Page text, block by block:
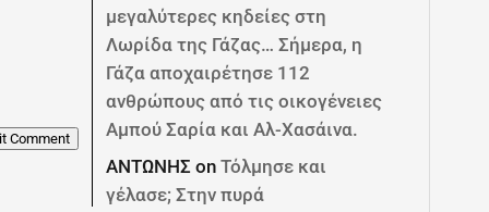
Comment
μεγαλύτερες κηδείες στη
Λωρίδα της Γάζας… Σήμερα, η
Γάζα αποχαιρέτησε 112
ανθρώπους από τις οικογένειες
Αμπού Σαρία και Αλ-Χασάινα.
ΑΝΤΩΝΗΣ onΤόλμησε και
γέλασε; Στην πυρά